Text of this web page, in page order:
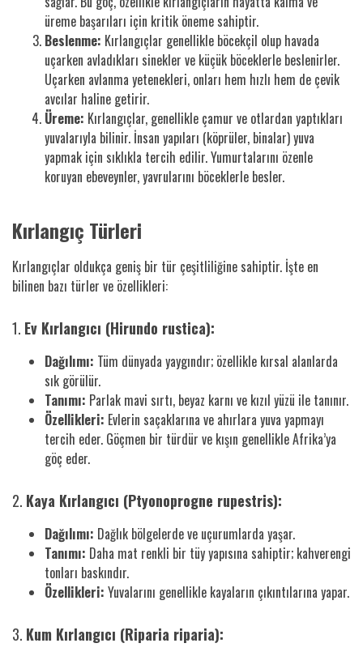
üreme başarıları için kritik öneme sahiptir.
Beslenme: Kırlangıçlar genellikle böcekçil olup havada
uçarken avladıkları sinekler ve küçük böceklerle beslenirler.
Uçarken avlanma yetenekleri, onları hem hızlı hem de çevik
avcılar haline getirir.
Üreme: Kırlangıçlar, genellikle çamur ve otlardan yaptıkları
yuvalarıyla bilinir. İnsan yapıları (köprüler, binalar) yuva
yapmak için sıklıkla tercih edilir. Yumurtalarını özenle
koruyan ebeveynler, yavrularını böceklerle besler.
Kırlangıç Türleri
Kırlangıçlar oldukça geniş bir tür çeşitliliğine sahiptir. İşte en
bilinen bazı türler ve özellikleri:
1. Ev Kırlangıcı (Hirundo rustica):
Dağılımı: Tüm dünyada yaygındır; özellikle kırsal alanlarda
sık görülür.
Tanımı: Parlak mavi sırtı, beyaz karnı ve kızıl yüzü ile tanınır.
Özellikleri: Evlerin saçaklarına ve ahırlara yuva yapmayı
tercih eder. Göçmen bir türdür ve kışın genellikle Afrika’ya
göç eder.
2. Kaya Kırlangıcı (Ptyonoprogne rupestris):
Dağılımı: Dağlık bölgelerde ve uçurumlarda yaşar.
Tanımı: Daha mat renkli bir tüy yapısına sahiptir; kahverengi
tonları baskındır.
Özellikleri: Yuvalarını genellikle kayaların çıkıntılarına yapar.
3. Kum Kırlangıcı (Riparia riparia):